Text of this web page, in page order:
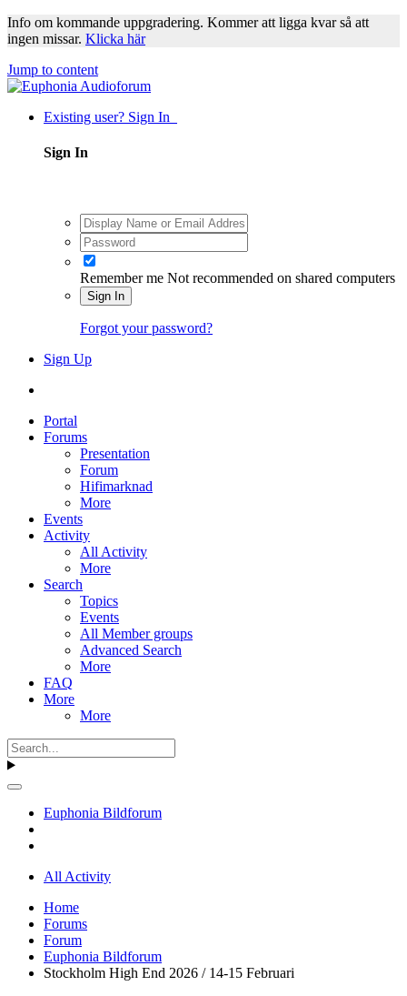
Info om kommande uppgradering. Kommer att ligga kvar så att
ingen missar. Klicka här
Jump to content
Existing user? Sign In
Sign In
Remember me Not recommended on shared computers
Sign In
Forgot your password?
Sign Up
Portal
Forums
Presentation
Forum
Hifimarknad
More
Events
Activity
All Activity
More
Search
Topics
Events
All Member groups
Advanced Search
More
FAQ
More
More
Euphonia Bildforum
All Activity
Home
Forums
Forum
Euphonia Bildforum
Stockholm High End 2026 / 14-15 Februari